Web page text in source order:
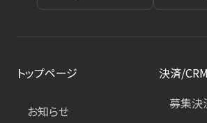
トップページ
お知らせ
決済/CRM
募集決